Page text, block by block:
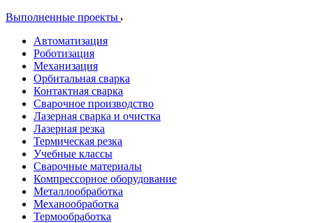
Выполненные проекты
Автоматизация
Роботизация
Механизация
Орбитальная сварка
Контактная сварка
Сварочное производство
Лазерная сварка и очистка
Лазерная резка
Термическая резка
Учебные классы
Сварочные материалы
Компрессорное оборудование
Металлообработка
Механообработка
Термообработка